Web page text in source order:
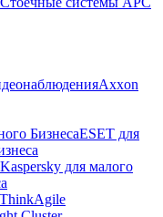
Axxon
БизнесаESET для
Kaspersky для малого